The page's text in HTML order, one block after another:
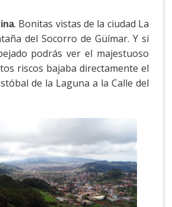
. Bonitas vistas de la ciudad La
del Socorro de Güímar. Y si
podrás ver el majestuoso
riscos bajaba directamente el
de la Laguna a la Calle del